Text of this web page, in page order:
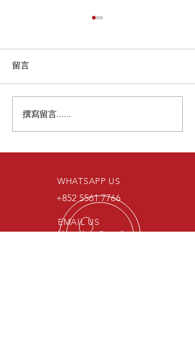
【⚪️ 白色風暴｜BMW X3
專屬隱形戰甲完工】
留言
撰寫留言......
WHATSAPP US
+852 5561 7766
EMAIL US
hktrendycar@gmail.com